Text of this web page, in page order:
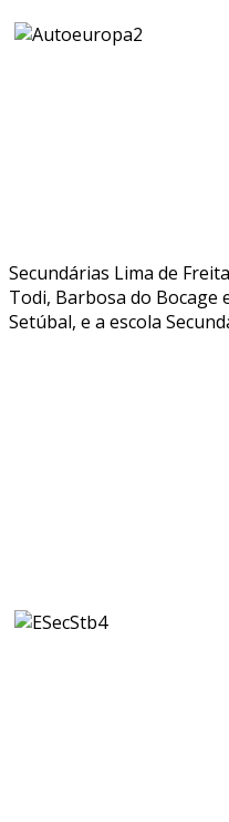
Secundárias Lima de
Todi, Barbosa do Bocage
Setúbal, e a escola